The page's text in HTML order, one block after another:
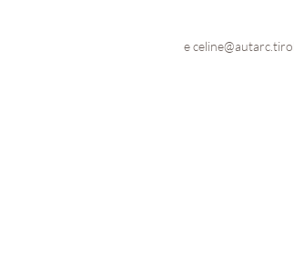
eceline@autarc.tirol